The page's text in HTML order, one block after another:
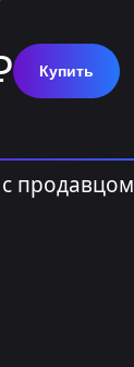
Купить
продавцом